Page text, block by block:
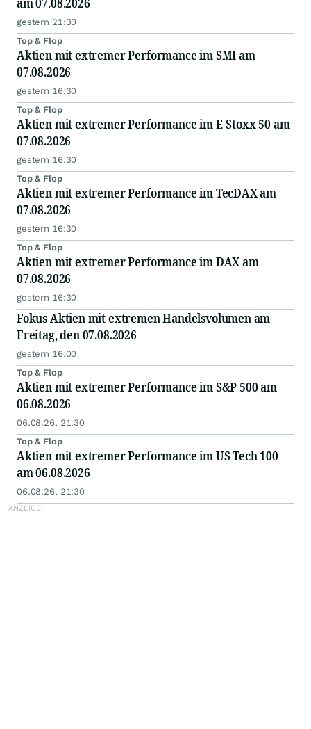
gestern 21:30
Top & Flop
Aktien mit extremer Performance im SMI am
07.08.2026
gestern 16:30
Top & Flop
Aktien mit extremer Performance im E-Stoxx 50 am
07.08.2026
gestern 16:30
Top & Flop
Aktien mit extremer Performance im TecDAX am
07.08.2026
gestern 16:30
Top & Flop
Aktien mit extremer Performance im DAX am
07.08.2026
gestern 16:30
Fokus Aktien mit extremen Handelsvolumen am
Freitag, den 07.08.2026
gestern 16:00
Top & Flop
Aktien mit extremer Performance im S&P 500 am
06.08.2026
06.08.26, 21:30
Top & Flop
Aktien mit extremer Performance im US Tech 100
am 06.08.2026
06.08.26, 21:30